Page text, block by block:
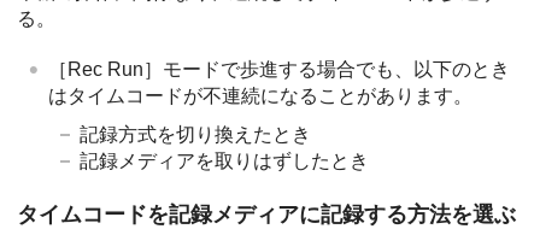
る。
［Rec Run］ モードで歩進する場合でも、以下のとき
はタイムコードが不連続になることがあります。
記録方式を切り換えたとき
記録メディアを取りはずしたとき
タイムコードを記録メディアに記録する方法を選ぶ